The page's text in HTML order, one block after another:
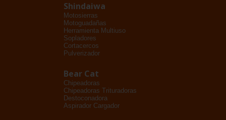
Shindaiwa
Motosierras
Motoguadañas
Herramienta Multiuso
Sopladores
Cortacercos
Pulverizador
Bear Cat
Chipeadoras
Chipeadoras Trituradoras
Destoconadora
Aspirador Cargador